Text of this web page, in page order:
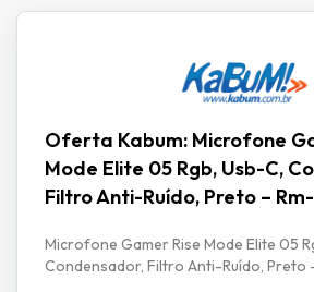
Oferta Kabum: Microfone
Mode Elite 05 Rgb, Usb-C,
Filtro Anti-Ruído, Preto –
Microfone Gamer Rise Mode Elite 05
Condensador, Filtro Anti-Ruído,